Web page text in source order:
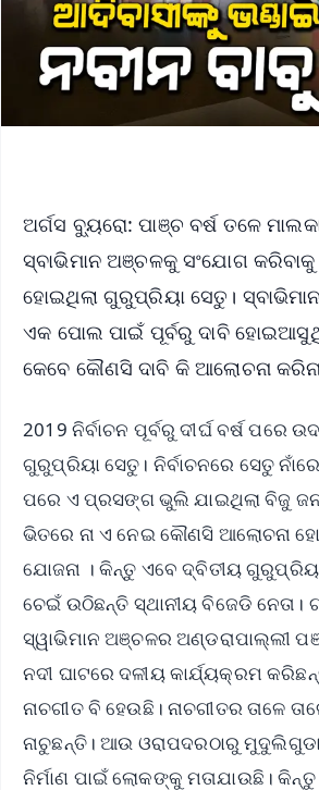
ଅର୍ଗସ ବ୍ୟୁରୋ: ପାଞ୍ଚ ବର୍ଷ ତଳେ
ସ୍ବାଭିମାନ ଅଞ୍ଚଳକୁ ସଂଯୋଗ
ହୋଇଥିଲା ଗୁରୁପ୍ରିୟା ସେତୁ।
ଏକ ପୋଲ ପାଇଁ ପୂର୍ବରୁ ଦାବି
କେବେ କୌଣସି ଦାବି କି ଆଲୋଚନା
2019 ନିର୍ବାଚନ ପୂର୍ବରୁ ଦୀର୍ଘ ବର୍ଷ ପରେ
ଗୁରୁପ୍ରିୟା ସେତୁ। ନିର୍ବାଚନରେ ସେତୁ
ପରେ ଏ ପ୍ରସଙ୍ଗ ଭୁଲି ଯାଇଥିଲା ବିଜୁ
ଭିତରେ ନା ଏ ନେଇ କୌଣସି ଆଲୋଚନା
ଯୋଜନା । କିନ୍ତୁ ଏବେ ଦ୍ବିତୀୟ
ଚେଇଁ ଉଠିଛନ୍ତି ସ୍ଥାନୀୟ ବିଜେଡି ନେତା।
ସ୍ୱାଭିମାନ ଅଞ୍ଚଳର ଅଣ୍ଡରାପାଲ୍ଲୀ
ନଦୀ ଘାଟରେ ଦଳୀୟ କାର୍ଯ୍ୟକ୍ରମ
ନାଚଗୀତ ବି ହେଉଛି। ନାଚଗୀତର ତାଳେ
ନାଚୁଛନ୍ତି। ଆଉ ଓରାପଦରଠାରୁ
ନିର୍ମାଣ ପାଇଁ ଲୋକଙ୍କୁ ମତାଯାଉଛି।